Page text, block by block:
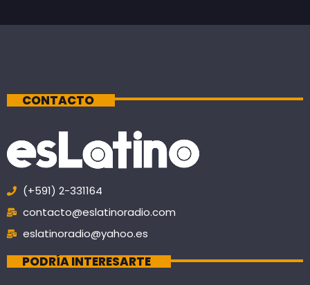
CONTACTO
(+591) 2-331164
contacto@eslatinoradio.com
eslatinoradio@yahoo.es
PODRÍA INTERESARTE